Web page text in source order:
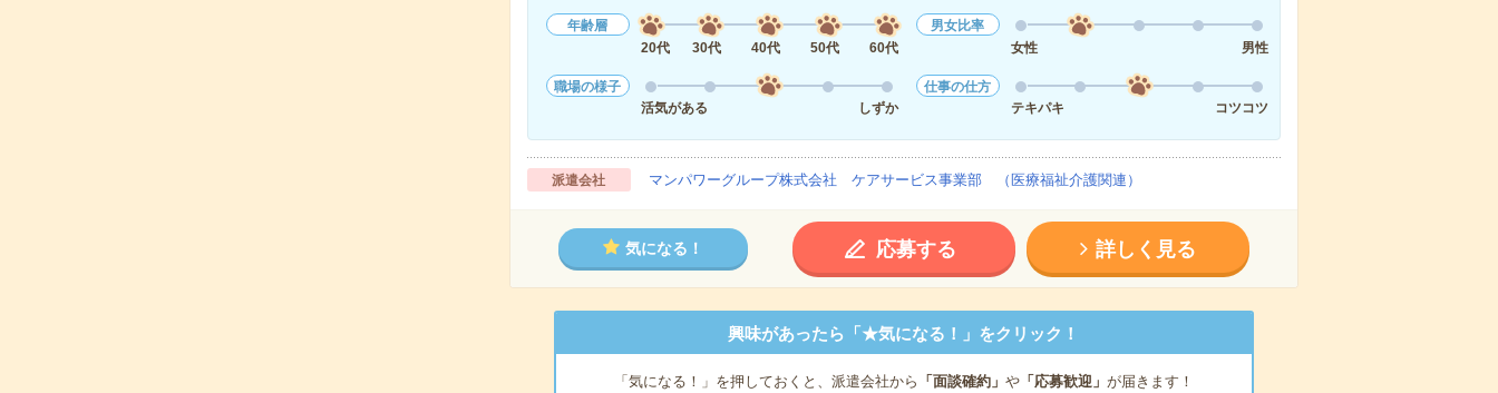
年齢層
20代
30代 40代 50代 60代
男女比率
女性
男性
職場の様子
活気がある
しずか
仕事の仕方
テキパキ
コツコツ
派遣会社 マンパワーグループ株式会社 ケアサービス事業部 （医療福祉介護関連）
気になる！ 応募する 詳しく見る
興味があったら「★気になる！」をクリック！
「気になる！」を押しておくと、派遣会社から 「面談確約」 や「応募歓迎」 が届きます！